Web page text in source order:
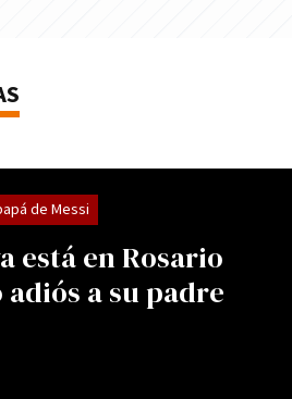
está en Rosario
a su padre
de Messi